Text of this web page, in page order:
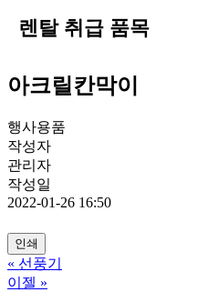
렌탈 취급 품목
아크릴칸막이
행사용품
작성자
관리자
작성일
2022-01-26 16:50
인쇄
« 선풍기
이젤 »